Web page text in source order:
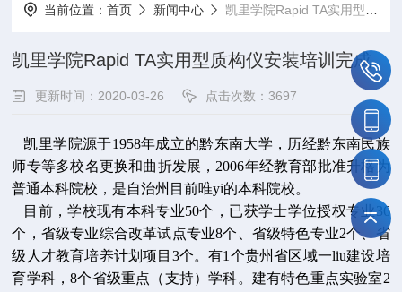
当前位置：首页 新闻中心 凯里学院Rapid TA实用型质构仪安装培训完成
凯里学院Rapid TA实用型质构仪安装培训完成
更新时间：2020-03-26 点击次数：3697
凯里学院源于1958年成立的黔东南大学，历经黔东南民族
师专等多校名更换和曲折发展，2006年经教育部批准升格为
普通本科院校，是自治州目前唯yi的本科院校。
目前，学校现有本科专业50个，已获学士学位授权专业36
个，省级专业综合改革试点专业8个、省级特色专业2个、省
级人才教育培养计划项目3个。有1个贵州省区域一liu建设培
育学科，8个省级重点（支持）学科。建有特色重点实验室2